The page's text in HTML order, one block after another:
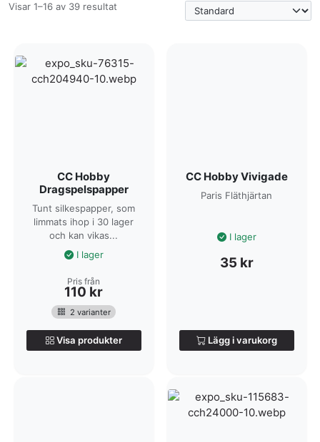
Snabb leverans vid beställningar
och beställ din önskade vara redan idag!
Visar 1–16 av 39 resultat
CC Hobby
Dragspelspapper
Tunt silkespapper, som
limmats ihop i 30 lager
och kan vikas...
I lager
Pris från
110 kr
2 varianter
Visa produkter
CC Hobby Vivigade
Paris Fläthjärtan
I lager
35 kr
Lägg i varukorg